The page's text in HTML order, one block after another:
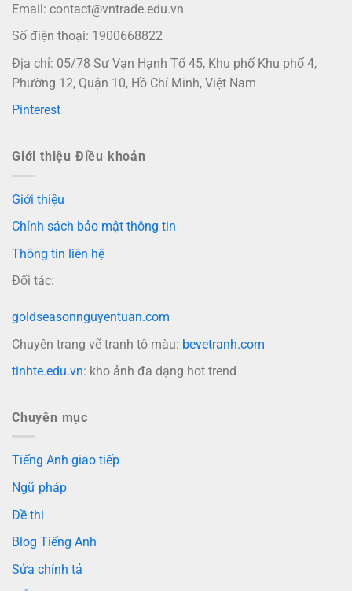
Email: contact@vntrade.edu.vn
Số điện thoại: 1900668822
Địa chỉ: 05/78 Sư Vạn Hạnh Tổ 45, Khu phố Khu phố 4,
Phường 12, Quận 10, Hồ Chí Minh, Việt Nam
Pinterest
Giới thiệu Điều khoản
Giới thiệu
Chính sách bảo mật thông tin
Thông tin liên hệ
Đối tác:
goldseasonnguyentuan.com
Chuyên trang vẽ tranh tô màu: bevetranh.com
tinhte.edu.vn: kho ảnh đa dạng hot trend
Chuyên mục
Tiếng Anh giao tiếp
Ngữ pháp
Đề thi
Blog Tiếng Anh
Sửa chính tả